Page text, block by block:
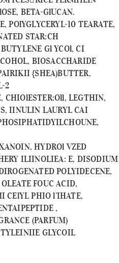
BETA-GlUCAN.
POlYGLYCERYL-10 TEARATE,
STAR:CH
Gl YCOl, CI
BIOSACCHARIDE
{SHEA)BUTTER,
2
CHIOlESTER:Oll, LEGTHIN,
IINULIN LAURYL CAI
HYDROl VZED
ILIINOLIEA: E, DISODIUM
POLYIDECENE,
FOUC ACID,
CElYL PHIO l’IHATE,
,
(PARFUM)
GLYCOIL